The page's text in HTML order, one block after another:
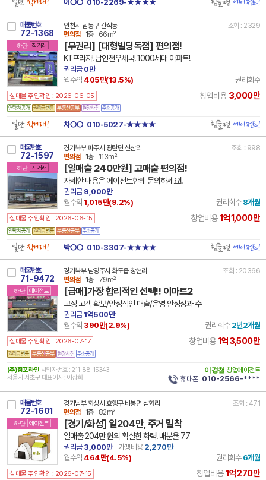
일단직거래! 이○○ 010-2269-★★★★ 힘들면에이전트!
매물번호
72-1368
하단 직거래
인천시 남동구 간석동
조회 : 2329
편의점
1층 66m²
[무권리] [대형빌딩독점] 편의점!
KT프라자! 남인천우체국! 1000세대 아파트!
권리금0만
월수익 405만(13.5%) 권리회수
실매물 주인확인 : 2026-06-05 창업비용 3,000만
일단직거래! 차○○ 010-5027-★★★★ 힘들면에이전트!
매물번호
72-1597
하단 직거래
경기북부 파주시 광탄면 신산리
조회 : 998
편의점
1층 113m²
[일매출 240만원] 고매출 편의점!
자세한 내용은 에이전트한테 문의하세요!!
권리금9,000만
월수익 1,015만(9.2%) 권리회수 8개월
실매물 주인확인 : 2026-06-15 창업비용1억1,000만
일단직거래! 박○○ 010-3307-★★★★ 힘들면에이전트!
매물번호
71-9472
하단 에이전트
경기북부 남양주시 화도읍 창현리
조회 : 20366
편의점
1층 79m²
[급매]가장 합리적인 선택!! 이마트2
고정 고객 확보/안정적인 매출/운영 안정성과 수
권리금1억500만
월수익 390만(2.9%) 권리회수 2년2개월
실매물 주인확인 : 2026-07-17 창업비용1억3,500만
(주)점포라인 사업자번호 : 211-88-15343
서울시 서초구 대표이사 : 이상희
이경철 창업에이전트
휴대폰 010-2566-****
매물번호
72-1601
하단 에이전트
경기남부 화성시 효행구 비봉면 삼화리
조회 : 471
편의점
1층 82m²
[경기/화성] 일204만, 주거 밀착
일매출 204만 원의 확실한 화력! 배분율 77
권리금3,000만 가맹비용2,270만
월수익 464만(4.5%) 권리회수 6개월
실매물 주인확인 : 2026-07-15 창업비용1억270만